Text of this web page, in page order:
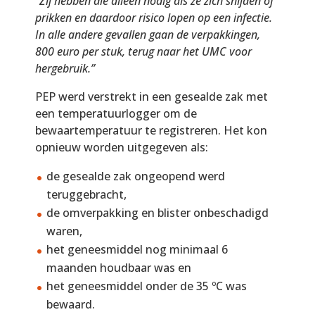
prikken en daardoor risico lopen op een infectie.
In alle andere gevallen gaan de verpakkingen,
800 euro per stuk, terug naar het UMC voor
hergebruik.”
PEP werd verstrekt in een gesealde zak met
een temperatuurlogger om de
bewaartemperatuur te registreren. Het kon
opnieuw worden uitgegeven als:
de gesealde zak ongeopend werd
teruggebracht,
de omverpakking en blister onbeschadigd
waren,
het geneesmiddel nog minimaal 6
maanden houdbaar was en
het geneesmiddel onder de 35 ºC was
bewaard.